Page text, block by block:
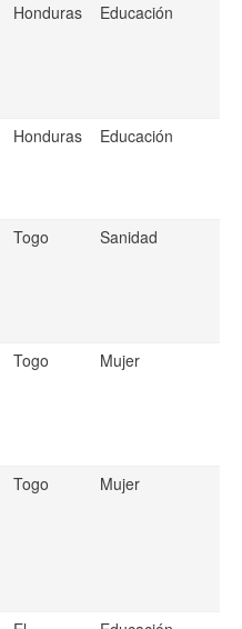
Honduras Educación
Honduras Educación
Togo Sanidad
Togo Mujer
Togo Mujer